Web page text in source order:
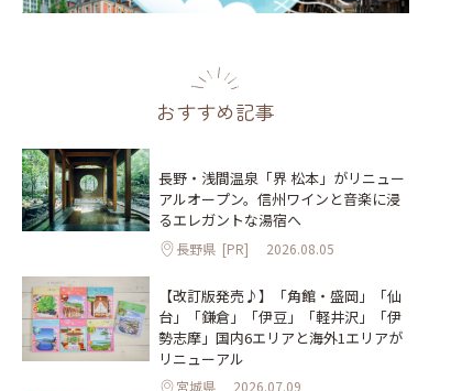
おすすめ記事
長野・浅間温泉「界 松本」がリニュー
アルオープン。信州ワインと音楽に浸
るエレガントな湯宿へ
長野県 [PR] 2026.08.05
【改訂版発売♪】「角館・盛岡」「仙
台」「鎌倉」「伊豆」「軽井沢」「伊
勢志摩」国内6エリアと海外1エリアが
リニューアル
宮城県 2026.07.09